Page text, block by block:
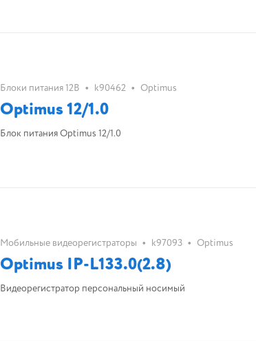
Блоки питания 12В • k90462 • Optimus
Optimus 12/1.0
Блок питания Optimus 12/1.0
Мобильные видеорегистраторы • k97093 • Optimus
Optimus IP-L133.0(2.8)
Видеорегистратор персональный носимый